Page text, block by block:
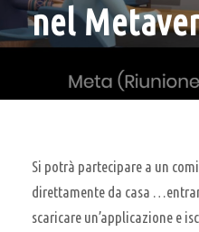
nel
Si potrà partecipare a un
direttamente da casa
scaricare un’applicazione e